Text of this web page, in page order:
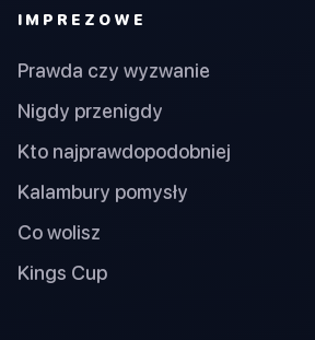
IMPREZOWE
Prawda czy wyzwanie
Nigdy przenigdy
Kto najprawdopodobniej
Kalambury pomysły
Co wolisz
Kings Cup